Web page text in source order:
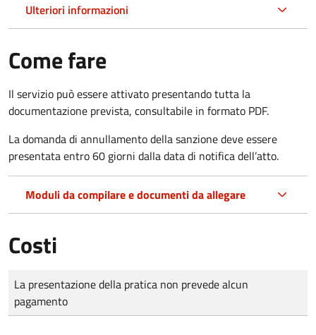
Ulteriori informazioni
Come fare
Il servizio può essere attivato presentando tutta la
documentazione prevista, consultabile in formato PDF.
La domanda di annullamento della sanzione deve essere
presentata entro 60 giorni dalla data di notifica dell’atto.
Moduli da compilare e documenti da allegare
Costi
Tipo di pagamento
Importo
La presentazione della pratica non prevede alcun
pagamento